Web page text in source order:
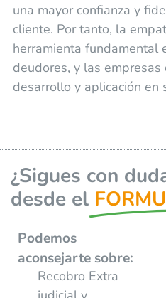
una mayor confianza y
cliente. Por tanto, la
herramienta fundamental
deudores, y las
desarrollo y aplicación en
¿Sigues con
desde el
Podemos
aconsejarte sobre:
Recobro Extra